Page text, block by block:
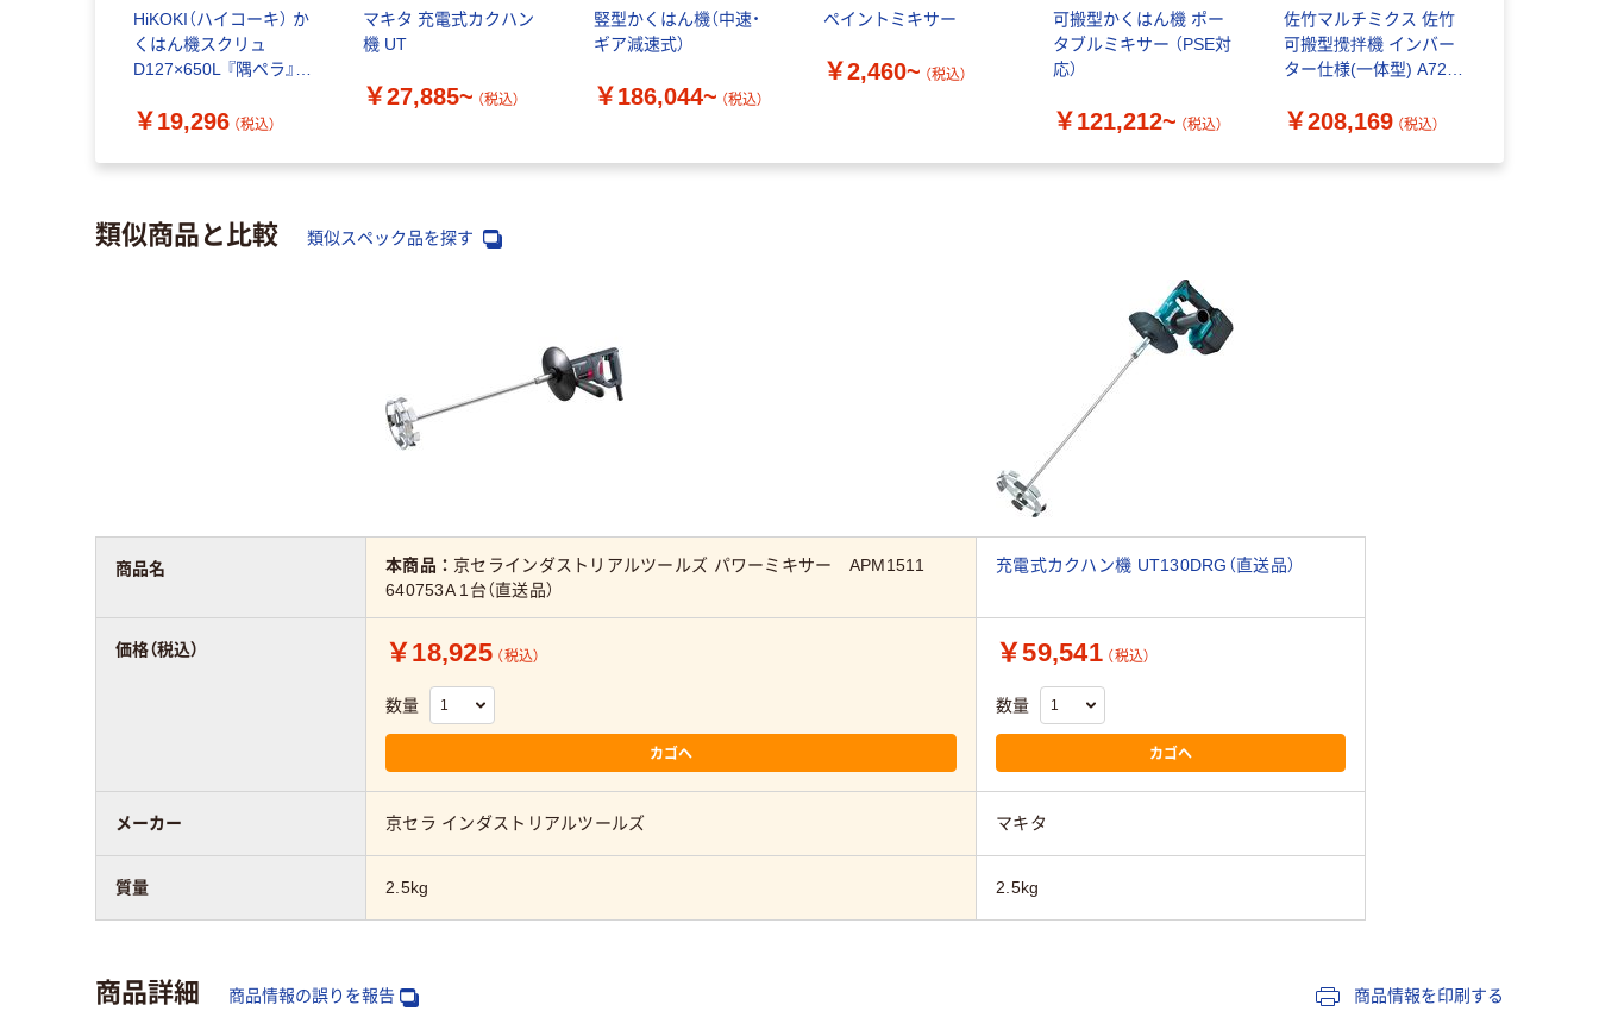
HiKOKI（ハイコーキ） か
くはん機スクリュ
D127×650L 『隅ペラ』
￥19,296 （税込）
マキタ 充電式カクハン
機 UT
￥27,885~ （税込）
竪型かくはん機（中速・
ギア減速式）
￥186,044~ （税込）
ペイントミキサー
￥2,460~ （税込）
可搬型かくはん機 ポー
タブルミキサー （PSE対
応）
￥121,212~ （税込）
佐竹マルチミクス 佐竹
可搬型攪拌機 インバー
ター仕様(一体型) A720-
送品）
￥208,169 （税込）
類似商品と比較 類似スペック品を探す
商品名 本商品： 京セラインダストリアルツールズ パワーミキサー APM1511
640753A 1台（直送品）
充電式カクハン機 UT130DRG（直送品）
価格（税込） ￥18,925 （税込）
数量
カゴへ
￥59,541 （税込）
数量
カゴへ
メーカー 京セラ インダストリアルツールズ マキタ
質量 2.5kg 2.5kg
商品詳細 商品情報の誤りを報告 商品情報を印刷する